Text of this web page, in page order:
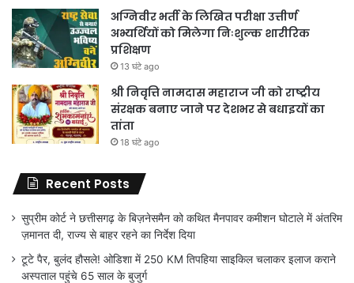
अग्निवीर भर्ती के लिखित परीक्षा उत्तीर्ण
अभ्यर्थियों को मिलेगा निःशुल्क शारीरिक
प्रशिक्षण
13 घंटे ago
श्री निवृत्ति नामदास महाराज जी को राष्ट्रीय
संरक्षक बनाए जाने पर देशभर से बधाइयों का
तांता
18 घंटे ago
Recent Posts
सुप्रीम कोर्ट ने छत्तीसगढ़ के बिज़नेसमैन को कथित मैनपावर कमीशन घोटाले में अंतरिम
ज़मानत दी, राज्य से बाहर रहने का निर्देश दिया
टूटे पैर, बुलंद हौसले! ओडिशा में 250 KM तिपहिया साइकिल चलाकर इलाज कराने
अस्पताल पहुंचे 65 साल के बुजुर्ग